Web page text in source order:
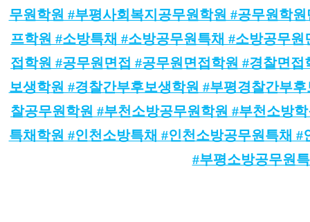
무원학원 #부평사회복지공무원학원 #공무원학
프학원 #소방특채 #소방공무원특채 #소방공무
접학원 #공무원면접 #공무원면접학원 #경찰면
보생학원 #경찰간부후보생학원 #부평경찰간부
찰공무원학원 #부천소방공무원학원 #부천소방
특채학원 #인천소방특채 #인천소방공무원특채
#부평소방공무원